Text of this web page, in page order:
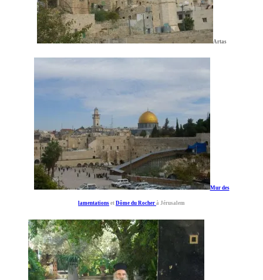
Artas
Mur des
lamentations et Dôme du Rocher à Jérusalem